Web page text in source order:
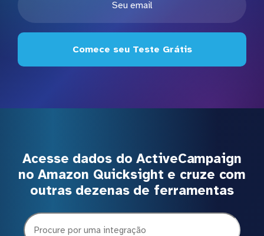
Comece seu Teste Grátis
Acesse dados do ActiveCampaign
no Amazon Quicksight e cruze com
outras dezenas de ferramentas